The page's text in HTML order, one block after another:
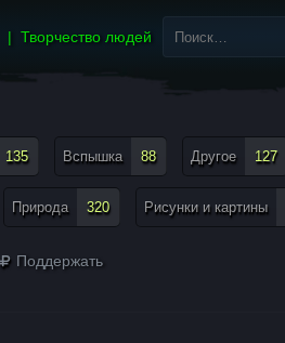
Творчество людей
Найти:
135 Вспышка 88 Другое 127
Природа 320 Рисунки и картины
Поддержать